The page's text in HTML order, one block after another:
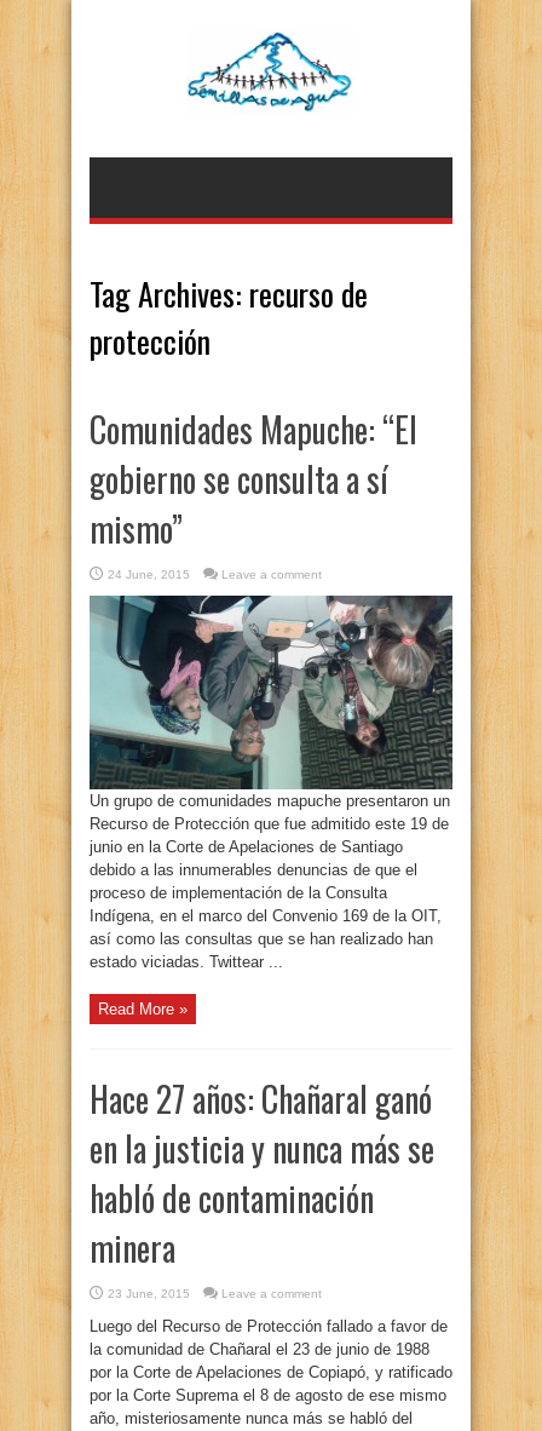
Tag Archives: recurso de
protección
Comunidades Mapuche: “El
gobierno se consulta a sí
mismo”
24 June, 2015 Leave a comment
Un grupo de comunidades mapuche presentaron un
Recurso de Protección que fue admitido este 19 de
junio en la Corte de Apelaciones de Santiago
debido a las innumerables denuncias de que el
proceso de implementación de la Consulta
Indígena, en el marco del Convenio 169 de la OIT,
así como las consultas que se han realizado han
estado viciadas. Twittear ...
Read More »
Hace 27 años: Chañaral ganó
en la justicia y nunca más se
habló de contaminación
minera
23 June, 2015 Leave a comment
Luego del Recurso de Protección fallado a favor de
la comunidad de Chañaral el 23 de junio de 1988
por la Corte de Apelaciones de Copiapó, y ratificado
por la Corte Suprema el 8 de agosto de ese mismo
año, misteriosamente nunca más se habló del